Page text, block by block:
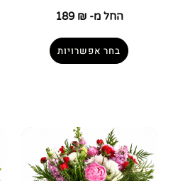
החל מ- 189 ₪
בחר אפשרויות